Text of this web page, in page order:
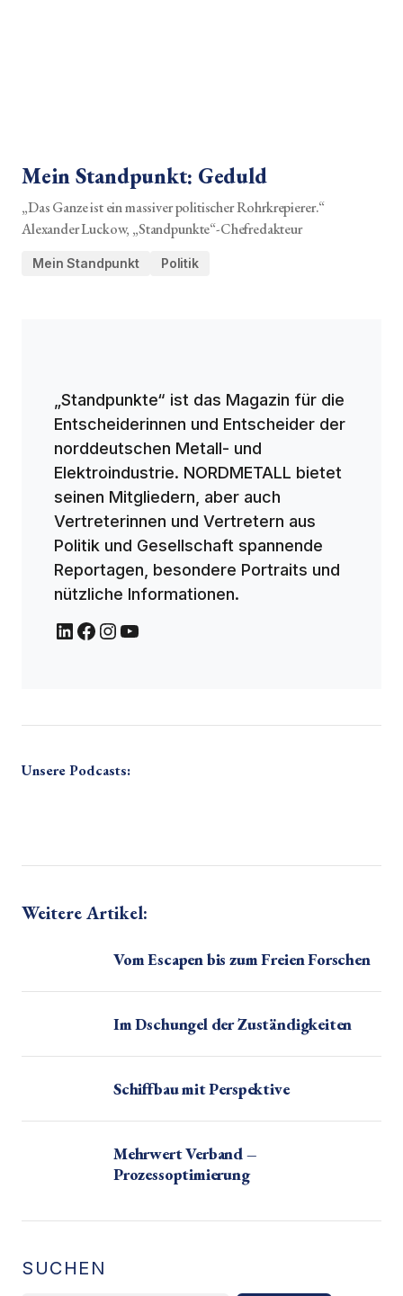
Mein Standpunkt: Geduld
„Das Ganze ist ein massiver politischer Rohrkrepierer.“
Alexander Luckow, „Standpunkte“-Chefredakteur
Mein Standpunkt Politik
„Standpunkte“ ist das Magazin für die
Entscheiderinnen und Entscheider der
norddeutschen Metall- und
Elektroindustrie. NORDMETALL bietet
seinen Mitgliedern, aber auch
Vertreterinnen und Vertretern aus
Politik und Gesellschaft spannende
Reportagen, besondere Portraits und
nützliche Informationen.
Unsere Podcasts:
Weitere Artikel:
Vom Escapen bis zum Freien Forschen
Im Dschungel der Zuständigkeiten
Schiffbau mit Perspektive
Mehrwert Verband –
Prozessoptimierung
SUCHEN